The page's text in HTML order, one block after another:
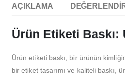
AÇIKLAMA
Ürün Etiketi
Ürün etiketi baskı, bir ürünün
bir etiket tasarımı ve kaliteli baskı,